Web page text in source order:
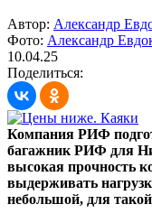
Автор: Александр
Фото: Александр
10.04.25
Поделиться:
Компания РИФ
багажник РИФ для
высокая прочность
выдерживать
небольшой, для